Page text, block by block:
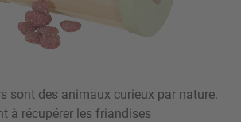
sont des animaux curieux par nature.
à récupérer les friandises